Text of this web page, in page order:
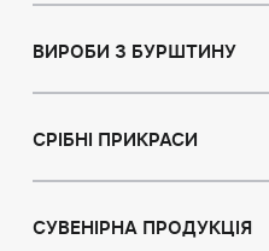
Натюрморт
Мисливська тема
Ікони з пластин
ВИРОБИ З БУРШТИНУ
Браслети
СРІБНІ ПРИКРАСИ
Підвіски
СУВЕНІРНА ПРОДУКЦІЯ